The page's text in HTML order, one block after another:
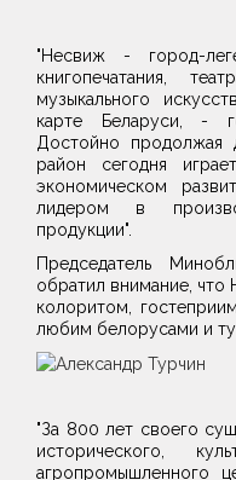
"Несвиж - город-
книгопечатания,
музыкального
карте Беларуси, -
Достойно продолжая
район сегодня
экономическом
лидером в
продукции".
Председатель
обратил внимание,
колоритом,
любим белорусами и
"За 800 лет своего
исторического,
агропромышленного